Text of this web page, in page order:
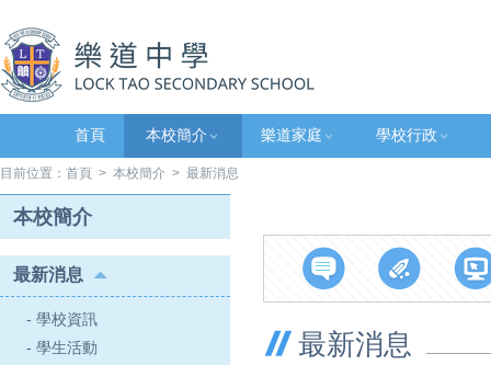
首頁 本校簡介 樂道家庭 學校行政
目前位置： 首頁 > 本校簡介 > 最新消息
本校簡介
最新消息
- 學校資訊
- 學生活動
最新消息